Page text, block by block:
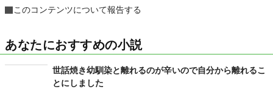
このコンテンツについて報告する
あなたにおすすめの小説
世話焼き幼馴染と離れるのが辛いので自分から離れるこ
とにしました